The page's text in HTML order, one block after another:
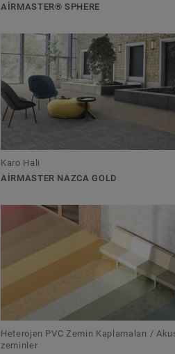
AIRMASTER® SPHERE
Karo Halı
AIRMASTER NAZCA GOLD
Heterojen PVC Zemin Kaplamaları /
zeminler